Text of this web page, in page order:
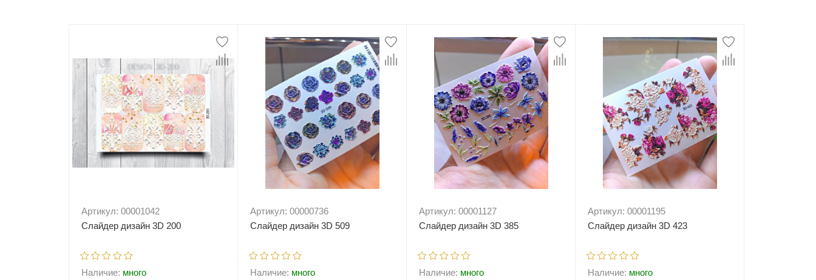
Артикул: 00001042
Слайдер дизайн 3D 200
Наличие: много
Артикул: 00000736
Слайдер дизайн 3D 509
Наличие: много
Артикул: 00001127
Слайдер дизайн 3D 385
Наличие: много
Артикул: 00001195
Слайдер дизайн 3D 423
Наличие: много